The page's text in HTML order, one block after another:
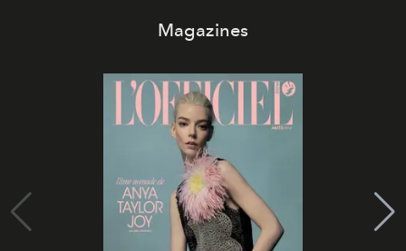
Magazines